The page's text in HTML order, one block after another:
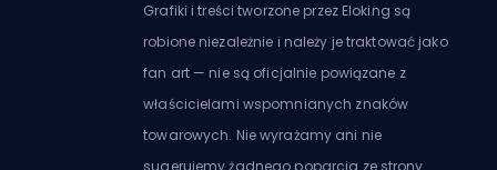
Grafiki i treści tworzone przez Eloking są
robione niezależnie i należy je traktować jako
fan art — nie są oficjalnie powiązane z
właścicielami wspomnianych znaków
towarowych. Nie wyrażamy ani nie